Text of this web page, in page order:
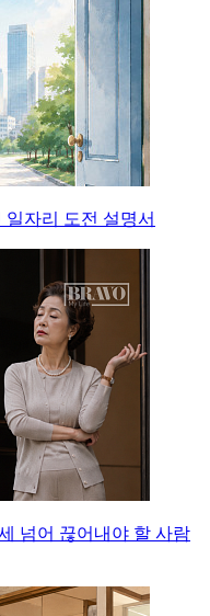
일자리 도전 설명서
넘어 끊어내야 할 사람